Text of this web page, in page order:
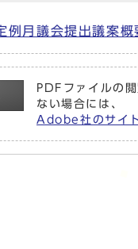
例月議会提出議案
PDFファイルの
ない場合には、
Adobe社のサイ